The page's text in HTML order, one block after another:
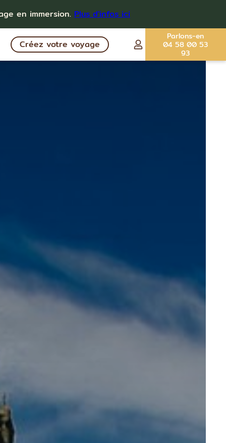
en immersion. Plus d'infos ici
Créez votre voyage
Parlons-en
04 58 00 53
93